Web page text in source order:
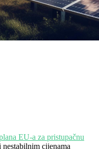
EU-a za pristupačnu
cijenama